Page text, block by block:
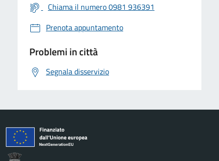
Chiama il numero 0981 936391
Prenota appuntamento
Problemi in città
Segnala disservizio